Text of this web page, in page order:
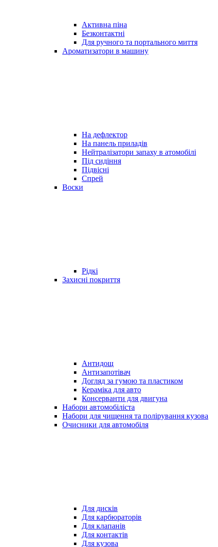
Активна піна
Безконтактні
Для ручного та портального миття
Ароматизатори в машину
На дефлектор
На панель приладів
Нейтралізатори запаху в атомобілі
Під сидіння
Підвісні
Спрей
Воски
Рідкі
Захисні покриття
Антидощ
Антизапотівач
Догляд за гумою та пластиком
Кераміка для авто
Консерванти для двигуна
Набори автомобіліста
Набори для чищення та полірування кузова
Очисники для автомобіля
Для дисків
Для карбюраторів
Для клапанів
Для контактів
Для кузова